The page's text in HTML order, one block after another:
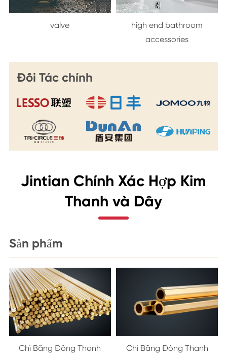
valve
high end bathroom
accessories
Đối Tác chính
Jintian Chính Xác Hợp Kim
Thanh và Dây
Sản phẩm
Chì Bằng Đồng Thanh Chì Bằng Đồng Thanh